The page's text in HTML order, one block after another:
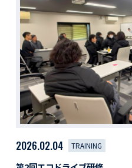
サステナビリティ
活動レポート
採用情報
社員紹介
育休取得者インタビュー
採用エントリー
2026.02.04 TRAINING